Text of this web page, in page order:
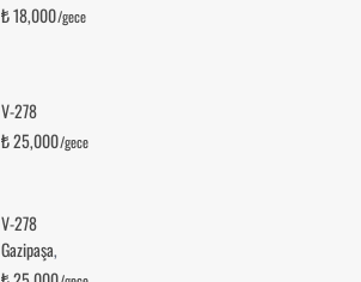
₺ 18,000/gece
V-278
₺ 25,000/gece
V-278
Gazipaşa,